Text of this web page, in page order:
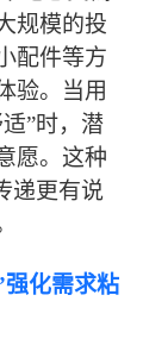
规模的投
配件等方
验。当用
”时，潜
愿。这种
递更有说
化需求粘